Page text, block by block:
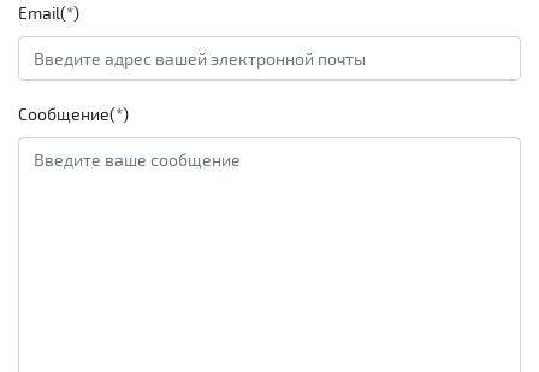
Email(*)
Сообщение(*)